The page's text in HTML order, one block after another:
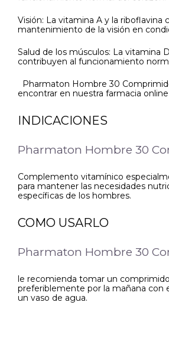
Visión: La vitamina A y la riboflavina
mantenimiento de la visión en
Salud de los músculos: La vitamina
contribuyen al funcionamiento
Pharmaton Hombre 30
encontrar en nuestra farmacia online
INDICACIONES
Pharmaton Hombre 30
Complemento vitamínico
para mantener las necesidades
específicas de los hombres.
COMO USARLO
Pharmaton Hombre 30
le recomienda tomar un
preferiblemente por la mañana con
un vaso de agua.